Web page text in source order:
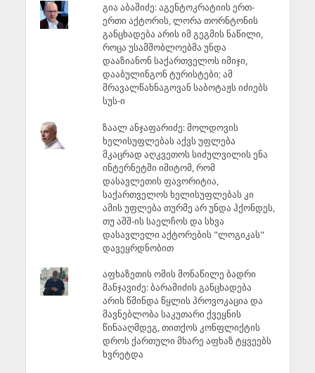
გია აბაშიძე: აგენტოკრატიის ერთ-
ერთი აქტორის, ლორა თორნტონის
განცხადება არის იმ გეგმის ნაწილი,
როცა უსამშობლოებმა უნდა
დააზიანონ საქართველოს იმიჯი,
დააბულინგონ ტურისტები; ამ
მრავალწახნაგოვან საბოტაჟს იძიებს
სუს-ი
ზაალ ანჯაფარიძე: მოლდოვის
ხელისუფლებას აქვს უფლება
მკაცრად აღკვეთოს სიძულვილის ენა
ინტერნეტში იმიტომ, რომ
დასავლეთის ფავორიტია,
საქართველოს ხელისუფლებას კი
ამის უფლება თურმე არ უნდა ჰქონდეს,
თუ აშშ-ის საელჩოს და სხვა
დასავლელი აქტორების "ლოგიკას"
დავეყრდნობით
აფხაზეთის ომის მონაწილე ბადრი
მანჯავიძე: ბარამიძის განცხადება
არის წმინდა წყლის პროვოკაცია და
მავნებლობა საკუთარი ქვეყნის
წინააღმდეგ, თითქოს კონფლიქტის
დროს ქართული მხარე აფხაზ ტყვეებს
ხვრეტდა